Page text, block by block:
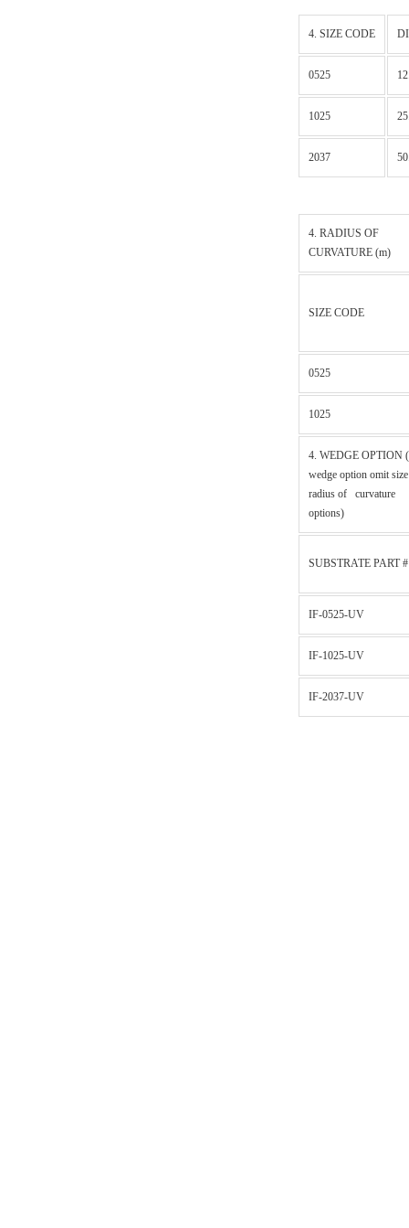
4. SIZE CODE
0525
1025
2037
4. RADIUS OF
CURVATURE (m)
SIZE CODE
0525
1025
4. WEDGE OPTION
wedge option omit
radius of curvature
options)
SUBSTRATE PART #
IF-0525-UV
IF-1025-UV
IF-2037-UV